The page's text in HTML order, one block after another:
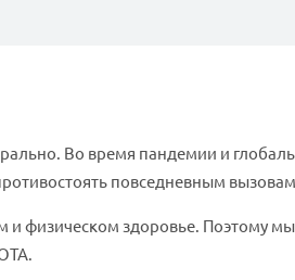
Во время пандемии и
повседневным
физическом здоровье. Поэтому